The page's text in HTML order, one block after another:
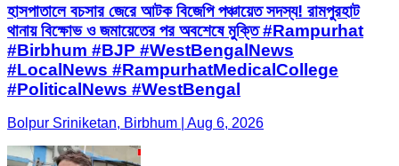
হাসপাতালে বচসার জেরে আটক বিজেপি পঞ্চায়েত সদস্য! রামপুরহাট
থানায় বিক্ষোভ ও জমায়েতের পর অবশেষে মুক্তি #Rampurhat
#Birbhum #BJP #WestBengalNews
#LocalNews #RampurhatMedicalCollege
#PoliticalNews #WestBengal
Bolpur Sriniketan, Birbhum | Aug 6, 2026